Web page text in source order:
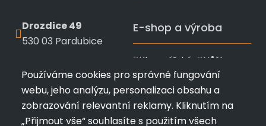
Drozdice 49
530 03 Pardubice
info@profimk.eu
E-shop a výroba
Klempířské
nářadí
Wuko
Nářadí
Nůžky a
kleště
Stubai
Kladiva a
Používáme cookies pro správné fungování
webu, jeho analýzu, personalizaci obsahu a
zobrazování relevantní reklamy. Kliknutím na
„Přijmout vše“ souhlasíte s použitím všech